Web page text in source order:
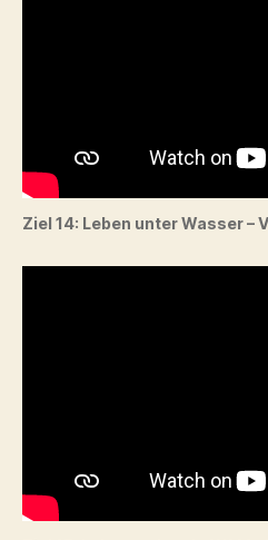
Ziel 14: Leben unter Wasser –